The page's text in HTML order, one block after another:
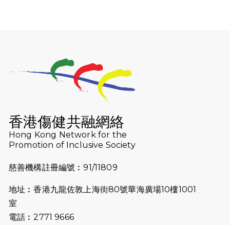
2026-07-23
猛龍長跑隊恆常練習 - 7月23日
（19:00開始）
猛龍長跑隊恆常練習 - 7月16日
2026-07-10
【猛龍戈壁118公里分享暨香港傷健共
融網絡15周年晚宴】
2026-07-09
猛龍長跑隊恆常練習 - 7月9日（19:00
2026-07-02
香港傷健共融網絡
Hong Kong Network for the
Promotion of Inclusive Society
慈善機構註冊編號︰91/11809
地址︰香港九龍佐敦上海街80號華海廣場10樓1001
室
電話︰2771 9666